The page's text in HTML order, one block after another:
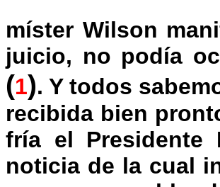
míster Wilson
juicio, no podía
(1). Y todos
recibida bien
fría el Presidente
noticia de la cual